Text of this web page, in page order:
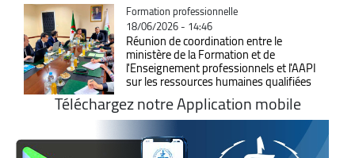
Catégorie
Formation professionnelle
18/06/2026 - 14:46
Réunion de coordination entre le
ministère de la Formation et de
l'Enseignement professionnels et l'AAPI
sur les ressources humaines qualifiées
Téléchargez notre Application mobile